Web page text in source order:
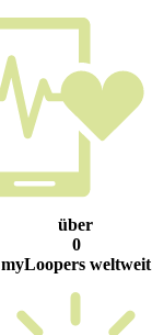
über
0
myLoopers weltweit